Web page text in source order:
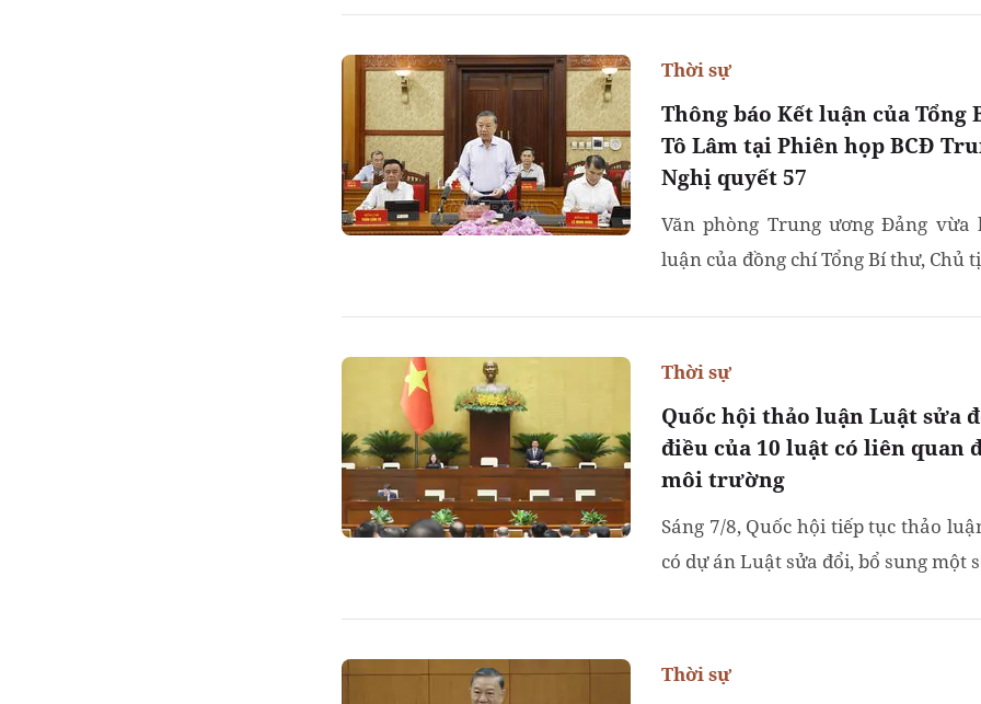
Thông báo Kết luận của
Tô Lâm tại Phiên họp BCĐ
Nghị quyết 57
Thời sự
Văn phòng Trung ương Đảng vừa
luận của đồng chí Tổng Bí thư, Chủ
Quốc hội thảo luận Luật sửa
điều của 10 luật có liên quan
môi trường
Thời sự
Sáng 7/8, Quốc hội tiếp tục thảo
có dự án Luật sửa đổi, bổ sung một
Thời sự